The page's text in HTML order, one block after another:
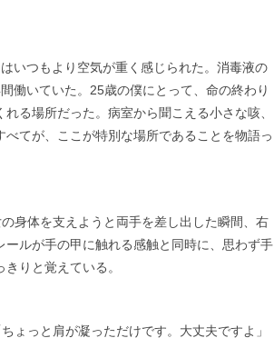
いつもより空気が重く感じられた。消毒液の
働いていた。25歳の僕にとって、命の終わり
る場所だった。病室から聞こえる小さな咳、
てが、ここが特別な場所であることを物語っ
身体を支えようと両手を差し出した瞬間、右
ルが手の甲に触れる感触と同時に、思わず手
りと覚えている。
ょっと肩が凝っただけです。大丈夫ですよ」